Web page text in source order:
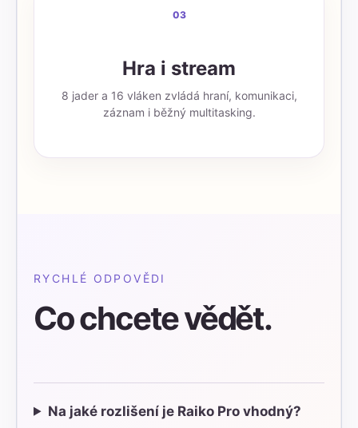
03
Hra i stream
8 jader a 16 vláken zvládá hraní, komunikaci,
záznam i běžný multitasking.
RYCHLÉ ODPOVĚDI
Co chcete vědět.
Na jaké rozlišení je Raiko Pro vhodný?